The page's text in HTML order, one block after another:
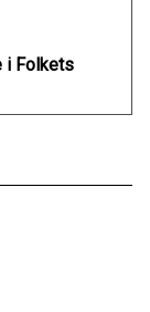
i Folkets